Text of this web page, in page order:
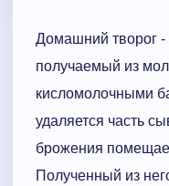
Домашний творог -
получаемый из
кисломолочными
удаляется часть
брожения
Полученный из